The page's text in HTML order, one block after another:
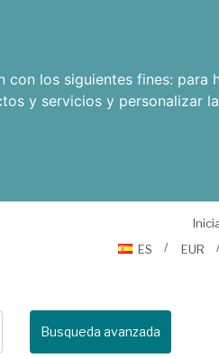
con los siguientes fines: para
y servicios y personalizar
ES
EUR
Busqueda avanzada